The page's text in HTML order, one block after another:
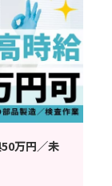
万円／未